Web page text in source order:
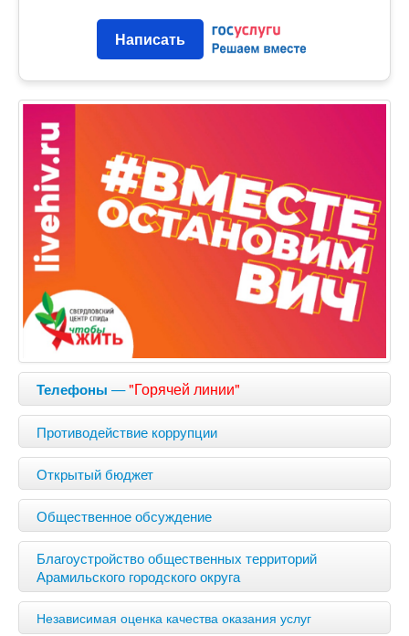
Написать
Телефоны —"Горячей линии"
Противодействие коррупции
Открытый бюджет
Общественное обсуждение
Благоустройство общественных территорий
Арамильского городского округа
Независимая оценка качества оказания услуг